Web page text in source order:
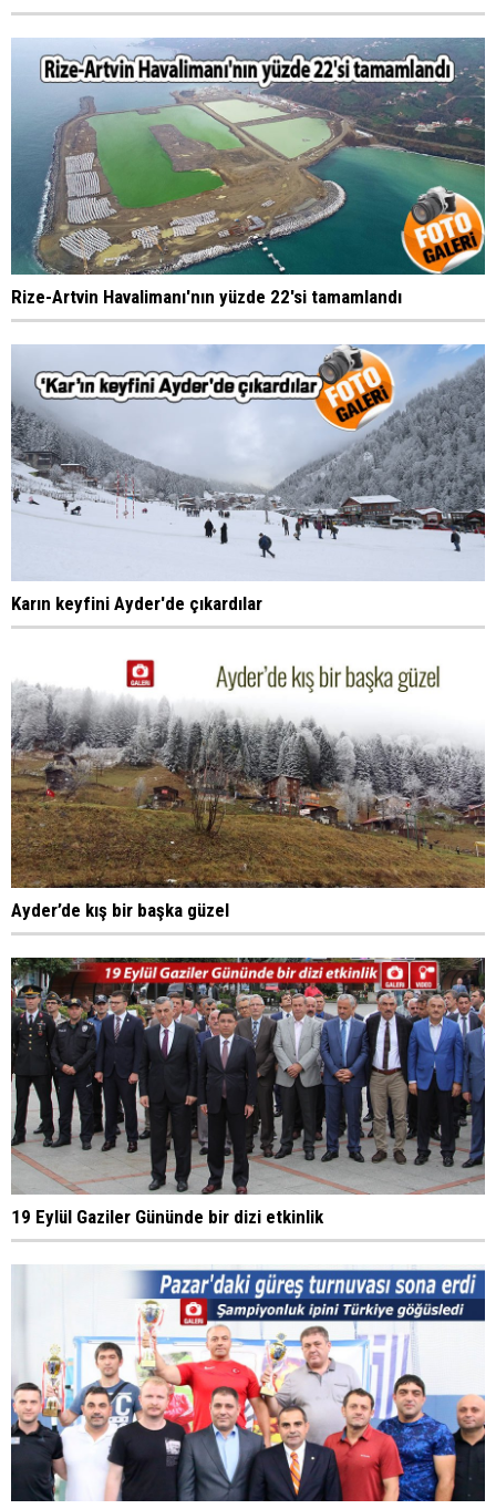
Rize-Artvin Havalimanı'nın yüzde 22'si tamamlandı
Karın keyfini Ayder'de çıkardılar
Ayder’de kış bir başka güzel
19 Eylül Gaziler Gününde bir dizi etkinlik